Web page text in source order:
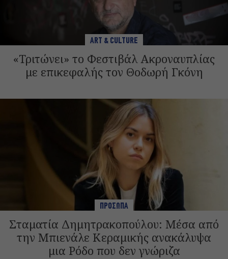
ART & CULTURE
«Τριτώνει» το Φεστιβάλ Ακροναυπλίας
με επικεφαλής τον Θοδωρή Γκόνη
ΠΡΟΣΩΠΑ
Σταματία Δημητρακοπούλου: Μέσα από
την Μπιενάλε Κεραμικής ανακάλυψα
μια Ρόδο που δεν γνώριζα